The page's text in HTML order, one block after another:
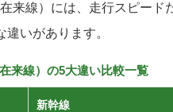
来線）には、走行スピー
いがあります。
来線）の5大違い比較一覧
新幹線